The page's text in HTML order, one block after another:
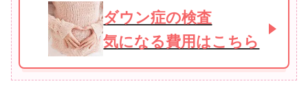
ダウン症の検査
気になる費用はこちら